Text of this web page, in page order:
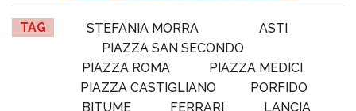
TAG STEFANIA MORRA
ASTI
PIAZZA SAN SECONDO
PIAZZA ROMA
PIAZZA MEDICI
PIAZZA CASTIGLIANO
PORFIDO
BITUME
FERRARI LANCIA